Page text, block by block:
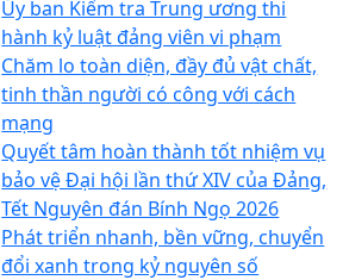
Ủy ban Kiểm tra Trung ương thi
hành kỷ luật đảng viên vi phạm
Chăm lo toàn diện, đầy đủ vật chất,
tinh thần người có công với cách
mạng
Quyết tâm hoàn thành tốt nhiệm vụ
bảo vệ Đại hội lần thứ XIV của Đảng,
Tết Nguyên đán Bính Ngọ 2026
Phát triển nhanh, bền vững, chuyển
đổi xanh trong kỷ nguyên số